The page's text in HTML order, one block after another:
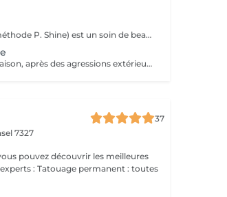
La manucure japonaise (ou méthode P. Shine) est un soin de beauté naturel et ancestral visant à renforcer, nourrir et faire briller les ongles sans vernis ni gel. En utilisant des produits naturels comme la cire d'abeille, des minéraux, et de la poudre de perle, elle rend les ongles sains, forts et brillants avec un effet miroir, idéal pour réparer les ongles abîmés (après gel ou semi-permanent, grossesse...). Convient aux ongles naturels fragiles, mous, cassants ou dédoublés, mais aussi simplement pour offrir une période de repos et de soin aux ongles.
Idéale lors changements de saison, après des agressions extérieures / poses de semi permanent ou simplement pour retrouver des ongles naturels beaux et sains, la cure permet de : - renforcer les ongles - limiter la casse et le dédoublement - réhydrater la plaque de l'ongle - retrouver des ongles plus sains et résistants 5 manucures + 1 offerte
37
7327
pouvez découvrir les meilleures
: toutes